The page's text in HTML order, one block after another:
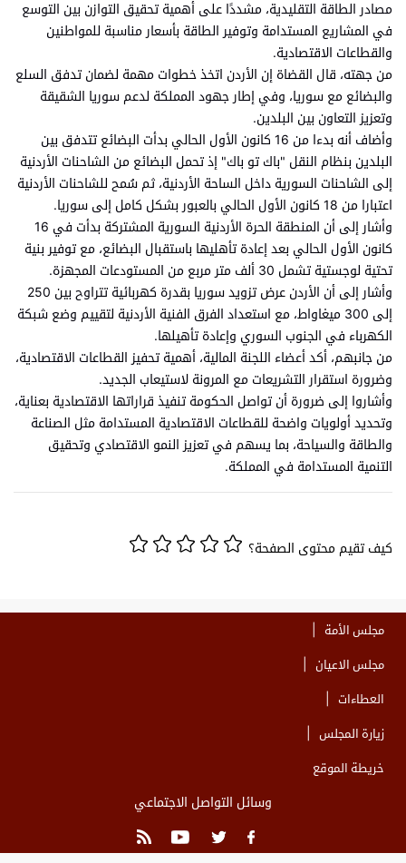
مصادر الطاقة التقليدية، مشددًا على أهمية تحقيق التوازن بين التوسع
في المشاريع المستدامة وتوفير الطاقة بأسعار مناسبة للمواطنين
والقطاعات الاقتصادية.
من جهته، قال القضاة إن الأردن اتخذ خطوات مهمة لضمان تدفق السلع
والبضائع مع سوريا، وفي إطار جهود المملكة لدعم سوريا الشقيقة
وتعزيز التعاون بين البلدين.
وأضاف أنه بدءا من 16 كانون الأول الحالي بدأت البضائع تتدفق بين
البلدين بنظام النقل "باك تو باك" إذ تحمل البضائع من الشاحنات الأردنية
إلى الشاحنات السورية داخل الساحة الأردنية، ثم سُمح للشاحنات الأردنية
اعتبارا من 18 كانون الأول الحالي بالعبور بشكل كامل إلى سوريا.
وأشار إلى أن المنطقة الحرة الأردنية السورية المشتركة بدأت في 16
كانون الأول الحالي بعد إعادة تأهليها باستقبال البضائع، مع توفير بنية
تحتية لوجستية تشمل 30 ألف متر مربع من المستودعات المجهزة.
وأشار إلى أن الأردن عرض تزويد سوريا بقدرة كهربائية تتراوح بين 250
إلى 300 ميغاواط، مع استعداد الفرق الفنية الأردنية لتقييم وضع شبكة
الكهرباء في الجنوب السوري وإعادة تأهيلها.
من جانبهم، أكد أعضاء اللجنة المالية، أهمية تحفيز القطاعات الاقتصادية،
وضرورة استقرار التشريعات مع المرونة لاستيعاب الجديد.
وأشاروا إلى ضرورة أن تواصل الحكومة تنفيذ قراراتها الاقتصادية بعناية،
وتحديد أولويات واضحة للقطاعات الاقتصادية المستدامة مثل الصناعة
والطاقة والسياحة، بما يسهم في تعزيز النمو الاقتصادي وتحقيق
التنمية المستدامة في المملكة.
كيف تقيم محتوى الصفحة؟
مجلس الأمة
مجلس الاعيان
العطاءات
زيارة المجلس
خريطة الموقع
وسائل التواصل الاجتماعي